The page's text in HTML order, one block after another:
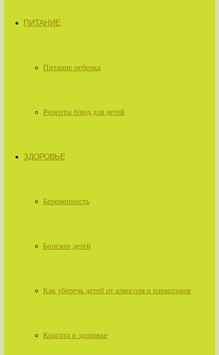
ПИТАНИЕ
Питание ребенка
Рецепты блюд для детей
ЗДОРОВЬЕ
Беременность
Болезни детей
Как уберечь детей от алкоголя и наркотиков
Красота и здоровье